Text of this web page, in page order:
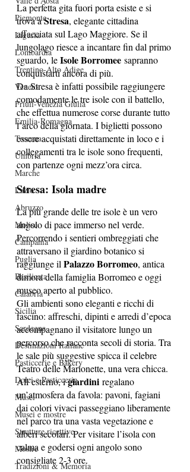
Piemonte
Liguria
Lombardia
Trentino-Alto Adige
Veneto
Friuli-Venezia Giulia
Emilia-Romagna
Toscana
Umbria
Marche
Lazio
Abruzzo
Molise
Campania
Puglia
Basilicata
Calabria
Sicilia
Sardegna
Destinazioni Italiane
Pasticcerie e Bakery
Dolci e Pasticcerie
Musei
Musei e mostre
Strutture ricettive
Mostre
Tradizioni & Memoria
La perfetta gita fuori porta esiste e si
trova a Stresa, elegante cittadina
affacciata sul Lago Maggiore. Se il
lungolago riesce a incantare fin dal primo
sguardo, le Isole Borromee sapranno
conquistarti ancora di più.
Da Stresa è infatti possibile raggiungere
comodamente le tre isole con il battello,
che effettua numerose corse durante tutto
l’arco della giornata. I biglietti possono
essere acquistati direttamente in loco e i
collegamenti tra le isole sono frequenti,
con partenze ogni mezz’ora circa.
Stresa: Isola madre
La più grande delle tre isole è un vero
angolo di pace immerso nel verde.
Percorrendo i sentieri ombreggiati che
attraversano il giardino botanico si
raggiunge il Palazzo Borromeo, antica
dimora della famiglia Borromeo e oggi
museo aperto al pubblico.
Gli ambienti sono eleganti e ricchi di
fascino: affreschi, dipinti e arredi d’epoca
accompagnano il visitatore lungo un
percorso che racconta secoli di storia. Tra
le sale più suggestive spicca il celebre
Teatro delle Marionette, una vera chicca.
All’esterno, i giardini regalano
un’atmosfera da favola: pavoni, fagiani
dai colori vivaci passeggiano liberamente
nel parco tra una vasta vegetazione e
alberi secolari. Per visitare l’isola con
calma e godersi ogni angolo sono
consigliate 2-3 ore.